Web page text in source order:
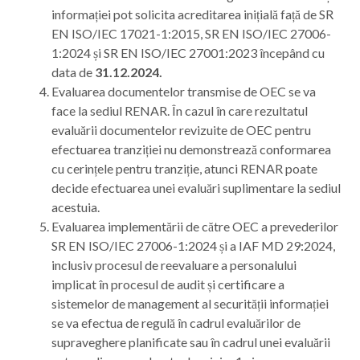
informației pot solicita acreditarea inițială față de SR
EN ISO/IEC 17021-1:2015, SR EN ISO/IEC 27006-
1:2024 și SR EN ISO/IEC 27001:2023 începând cu
data de 31.12.2024.
Evaluarea documentelor transmise de OEC se va
face la sediul RENAR. În cazul în care rezultatul
evaluării documentelor revizuite de OEC pentru
efectuarea tranziției nu demonstrează conformarea
cu cerințele pentru tranziție, atunci RENAR poate
decide efectuarea unei evaluări suplimentare la sediul
acestuia.
Evaluarea implementării de către OEC a prevederilor
SR EN ISO/IEC 27006-1:2024 și a IAF MD 29:2024,
inclusiv procesul de reevaluare a personalului
implicat în procesul de audit și certificare a
sistemelor de management al securității informației
se va efectua de regulă în cadrul evaluărilor de
supraveghere planificate sau în cadrul unei evaluării